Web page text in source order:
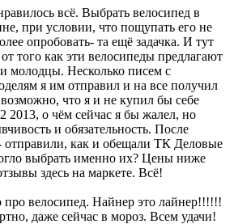
всё. Выбрать велосипед в
при условии, что пощупать его не
опробовать- та ещё задачка. И тут
того как эти велосипеды предлагают
молодцы. Несколько писем с
я им отправил и на все получил
что я и не купил бы себе
2013, о чём сейчас я бы жалел, но
и обязательность. После
отправили, как и обещали ТК Деловые
выбрать именно их? Цены ниже
здесь на маркете. Всё!
велосипед. Найнер это лайнер!!!!!!
даже сейчас в мороз. Всем удачи!